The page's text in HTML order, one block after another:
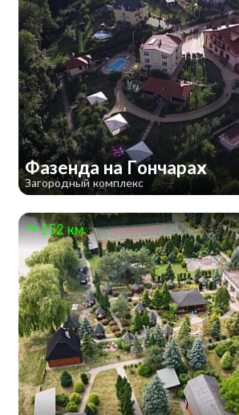
Фазенда на Гончарах
Загородный комплекс
152 км